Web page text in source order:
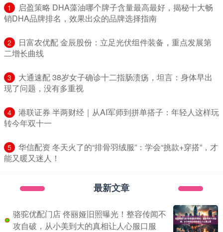
1
​启盈策略 DHA藻油哪个牌子含量最高最好，揭秘十大畅
销DHA品牌排名，效果出众的品牌选择指南
2
​日富农优配 金辰股份：立足光伏组件装备，重点发展第
二增长曲线
3
​大通速配 38岁女子确诊十二指肠溃疡，坦言：身体早出
现了问题，没有多重视
4
​港联证券 半两财经｜从AI军师到拼单搭子：年轻人这样玩
转今年双十一
5
​华信配资 冬天火了的“排骨羽绒服”：学会“挑款+穿搭”，才
能又暖又迷人！
最新文章
骆驼优配门店 佟丽娅旧照曝光！整容传闻不
攻自破，从小美到大的真相让人心服口服